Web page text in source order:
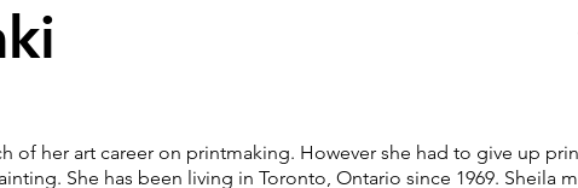
of her art career on printmaking. However she had to give up
She has been living in Toronto, Ontario since 1969. Sheila